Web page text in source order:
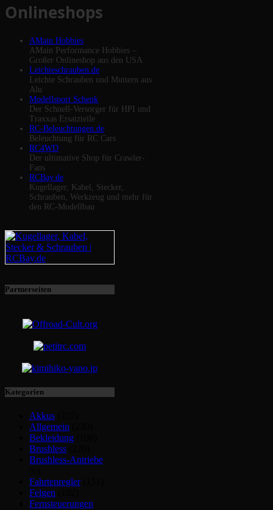
Onlineshops
AMain Hobbies
AMain Performance Hobbies –
Großer Onlineshop aus den USA
Leichteschrauben.de
Leichte Schrauben und Muttern aus
Alu
Modellsport Schenk
Der Schnell-Versorger für HPI und
Traxxas Ersatzteile
RC-Beleuchtungen.de
Beleuchtung für RC Cars
RC4WD
Der ultimative Shop für Crawler-
Fans
RCBay.de
Kugellager, Kabel, Stecker,
Schrauben, Werkzeug und mehr für
den RC-Modellbau
Partnerseiten
Kategorien
Akkus
Allgemein
Bekleidung
Brushless
Brushless-Antriebe
Fahrtenregler(151)
Felgen
Fernsteuerungen